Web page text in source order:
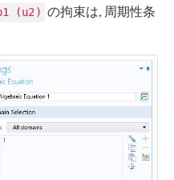
(u2) の拘束は, 周期性条